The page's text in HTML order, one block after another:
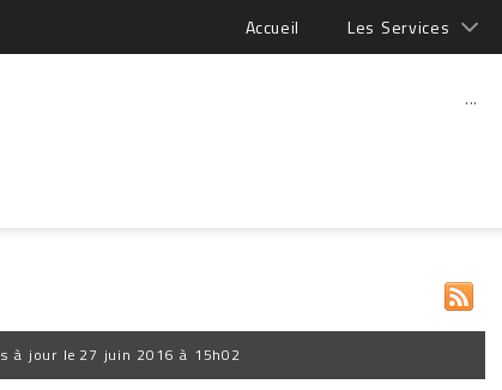
Accueil Les Services
...
à jour le 27 juin 2016 à 15h02